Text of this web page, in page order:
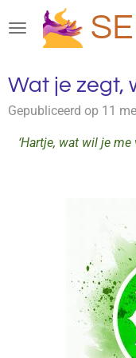
direct
de
hoofdinhoud
Wat je zegt,
Gepubliceerd op 11
‘Hartje, wat wil je